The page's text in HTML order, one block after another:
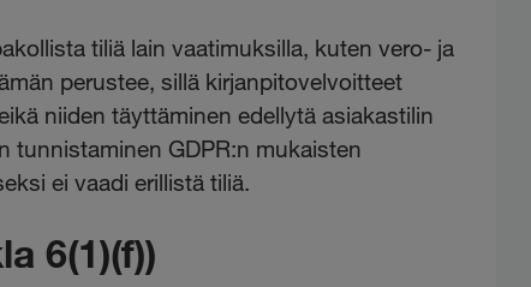
tiliä lain vaatimuksilla, kuten vero- ja
perustee, sillä kirjanpitovelvoitteet
niiden täyttäminen edellytä asiakastilin
tunnistaminen GDPR:n mukaisten
ei vaadi erillistä tiliä.
6(1)(f))